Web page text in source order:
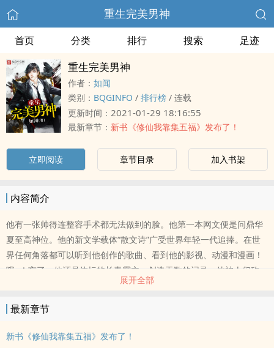
重生完美男神
首页 分类 排行 搜索 足迹
重生完美男神
作者： 如闻
类别： BQGINFO / 排行榜 / 连载
更新时间： 2021-01-29 18:16:55
最新章节： 新书《修仙我靠集五福》发布了！
立即阅读 章节目录 加入书架
内容简介
他有一张帅得连整容手术都无法做到的脸。他第一本网文便是问鼎华
夏至高神位。他的新文学载体“散文诗”广受世界年轻一代追捧。在世
界任何角落都可以听到他创作的歌曲、看到他的影视、动漫和漫画！
哦~！忘了，他还是体坛的长青霸主，创造无数的记录。他被人们称
作：天子，天的儿子！因为有人这样调侃他：嗷~！老天，怎么生出这
本站提示：各位书友要是觉得《重生完美男神》还不错的话请不要忘
记向您QQ群和微博里的朋友推荐哦！
展开全部
最新章节
新书《修仙我靠集五福》发布了！